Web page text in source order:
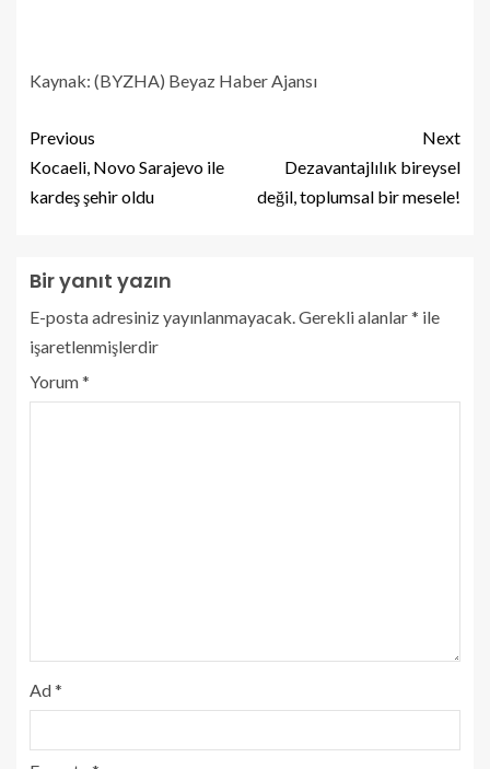
Kaynak: (BYZHA) Beyaz Haber Ajansı
Previous
Kocaeli, Novo Sarajevo ile
kardeş şehir oldu
Next
Dezavantajlılık bireysel
değil, toplumsal bir mesele!
Bir yanıt yazın
E-posta adresiniz yayınlanmayacak.Gerekli alanlar* ile
işaretlenmişlerdir
Yorum*
Ad*